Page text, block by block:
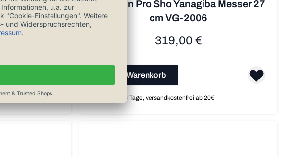
Messer 24
KAI Shun Pro Sho Yanagiba Messer 27
cm VG-2006
319,00 €
In den Warenkorb
Auf Lager, 1-3 Tage, versandkostenfrei ab 20€